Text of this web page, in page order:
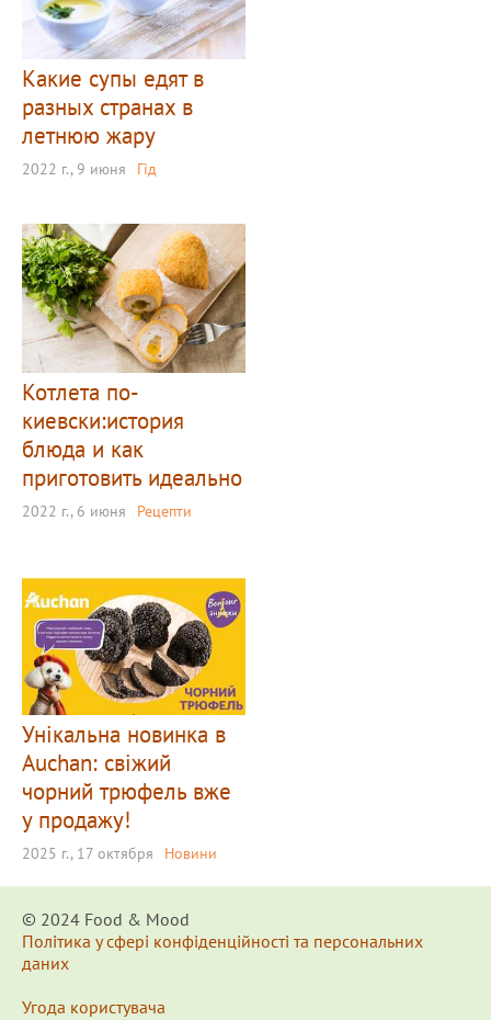
Какие супы едят в
разных странах в
летнюю жару
2022 г., 9 июня Гід
Котлета по-
киевски:история
блюда и как
приготовить идеально
2022 г., 6 июня Рецепти
Унікальна новинка в
Auchan: свіжий
чорний трюфель вже
у продажу!
2025 г., 17 октября Новини
© 2024 Food & Мood
Політика у сфері конфіденційності та персональних
даних
Угода користувача